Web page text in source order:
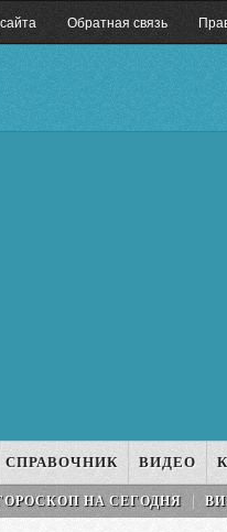
Обратная связь
СПРАВОЧНИК ВИДЕО
НA СEГОДНЯ